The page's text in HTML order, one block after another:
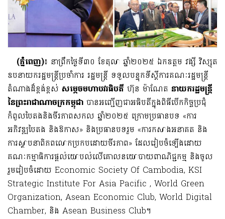
(ភ្នំពេញ)៖ នាព្រឹកថ្ងៃទី៣០ ខែតុលា ឆ្នាំ២០២៥ ឯកឧត្តម វង្សី វិស្សុត
ឧបនាយករដ្ឋមន្រ្តីប្រចាំការ រដ្ឋមន្រ្តី ទទួលបន្ទុកទីស្តីការគណៈរដ្ឋមន្រ្តី
តំណាងដ៏ខ្ពង់ខ្ពស់ សម្ដេចមហាបវរធិបតី ហ៊ុន ម៉ាណែត នាយករដ្ឋមន្រ្តី
នៃព្រះរាជាណាចក្រកម្ពុជា បានអញ្ជើញជាអធិបតីក្នុងពិធីបើកកិច្ចប្រជុំ
កំពូលបៃតងនិងចីរភាពសកល ឆ្នាំ២០២៥ ក្រោមប្រធានបទ «ការ
អភិវឌ្ឍបៃតង និងឱកាស» និងប្រធានបទរួម «ការកសាងអនាគត និង
ការស្ថាបនាពិភពលោកប្រកបដោយចីរភាព» ដែលរៀបចំឡើងដោយ
គណៈកម្មាធិការផ្ដល់យោបល់លើគោលនយោបាយពាណិជ្ជកម្ម និងចូល
រួមរៀបចំដោយ Economic Society Of Cambodia, KSI
Strategic Institute For Asia Pacific , World Green
Organization, Asean Economic Club, World Digital
Chamber, និង Asean Business Club។